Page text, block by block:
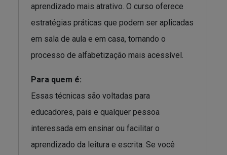
aprendizado mais atrativo. O curso oferece
estratégias práticas que podem ser aplicadas
em sala de aula e em casa, tornando o
processo de alfabetização mais acessível.
Para quem é:
Essas técnicas são voltadas para
educadores, pais e qualquer pessoa
interessada em ensinar ou facilitar o
aprendizado da leitura e escrita. Se você